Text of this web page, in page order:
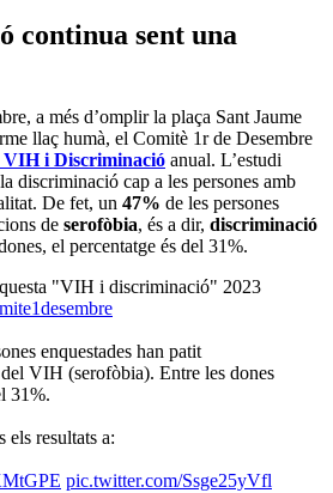
continua sent una
a més d’omplir la plaça Sant Jaume
llaç humà, el Comitè 1r de Desembre
VIH i Discriminació anual. L’estudi
discriminació cap a les persones amb
De fet, un 47% de les persones
de serofòbia, és a dir, discriminació
el percentatge és del 31%.
"VIH i discriminació" 2023
enquestades han patit
VIH (serofòbia). Entre les dones
31%.
els resultats a:
pic.twitter.com/Ssge25yVfl